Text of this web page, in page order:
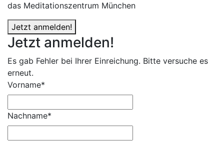
das Meditationszentrum München
Jetzt anmelden!
Jetzt anmelden!
Es gab Fehler bei Ihrer Einreichung. Bitte versuche es
erneut.
Vorname*
Nachname*